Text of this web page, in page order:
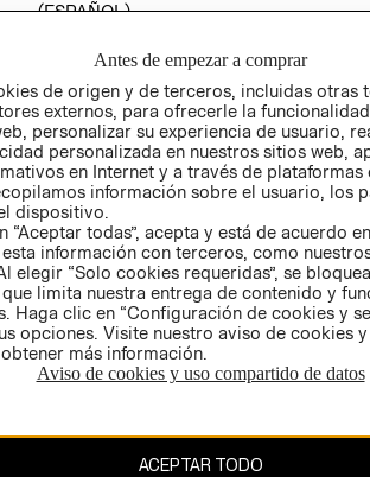
(ESPAÑOL)
TRANSPARENCIA
Y ÉTICA (INGLÉS)
COMERCIO - SIC
PETICIONES
QUEJAS Y
RECLAMOS
página web está protegido por copyright y es
Antes de empezar a comprar
de origen y de terceros, incluidas otras
externos, para ofrecerle la
personalizar su experiencia de usuario,
personalizada en nuestros sitios web,
en Internet y a través de plataformas
información sobre el usuario, los
dispositivo.
“Aceptar todas”, acepta y está de acuerdo
información con terceros, como
elegir “Solo cookies requeridas”, se
limita nuestra entrega de contenido y
Haga clic en “Configuración de cookies y
opciones. Visite nuestro aviso de cookies
más información.
Aviso de cookies y uso compartido de datos
ACEPTAR TODO